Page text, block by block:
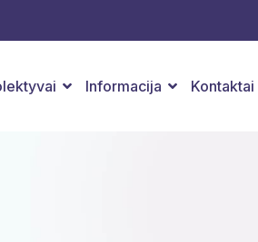
Informacija Kontaktai